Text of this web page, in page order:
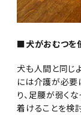
■犬がおむつを
犬も人間と同じ
には介護が必要
り、足腰が弱く
着けることを検